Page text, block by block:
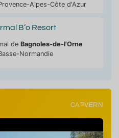
Alpes-Côte d'Azur
B’o Resort
de Bagnoles-de-l'Orne
Normandie
CAPVERN